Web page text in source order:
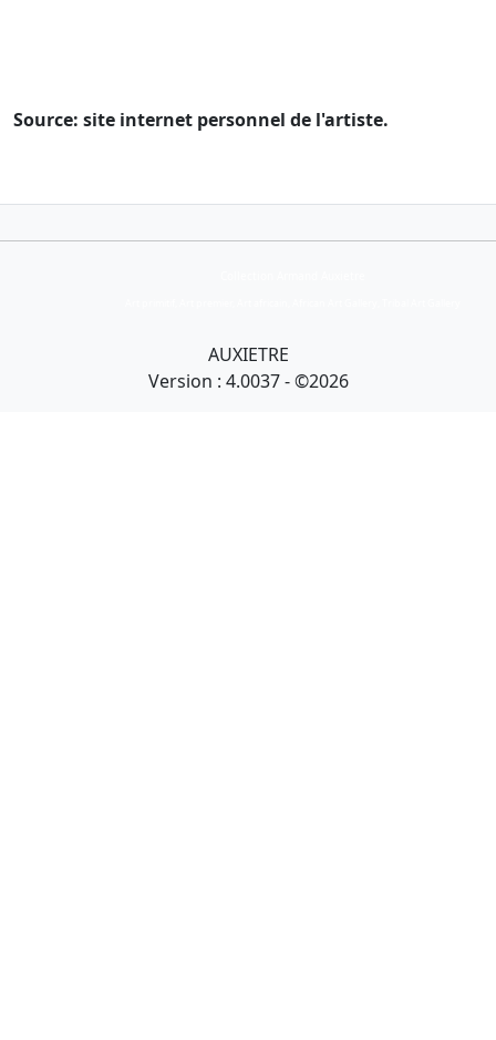
Source: site internet personnel de l'artiste.
AUXIETRE
Version : 4.0037 - ©2026